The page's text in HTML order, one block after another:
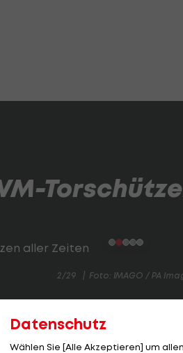
2/29 Foto: IMAGO / PA
Datenschutz
Wählen Sie [Alle Akzeptieren] um